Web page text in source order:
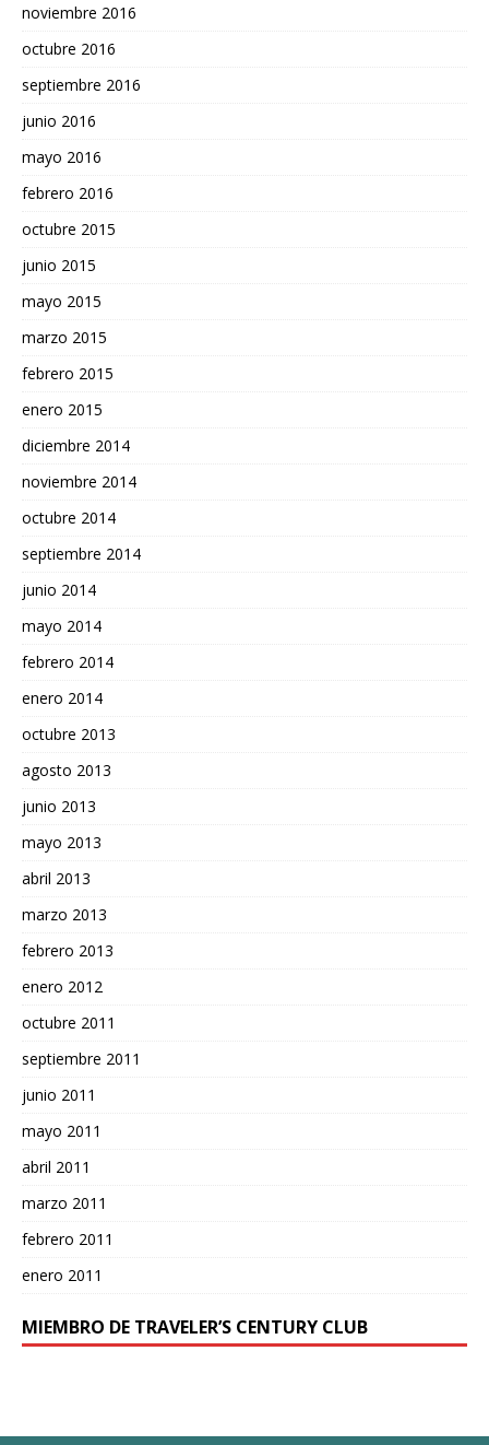
noviembre 2016
octubre 2016
septiembre 2016
junio 2016
mayo 2016
febrero 2016
octubre 2015
junio 2015
mayo 2015
marzo 2015
febrero 2015
enero 2015
diciembre 2014
noviembre 2014
octubre 2014
septiembre 2014
junio 2014
mayo 2014
febrero 2014
enero 2014
octubre 2013
agosto 2013
junio 2013
mayo 2013
abril 2013
marzo 2013
febrero 2013
enero 2012
octubre 2011
septiembre 2011
junio 2011
mayo 2011
abril 2011
marzo 2011
febrero 2011
enero 2011
MIEMBRO DE TRAVELER’S CENTURY CLUB